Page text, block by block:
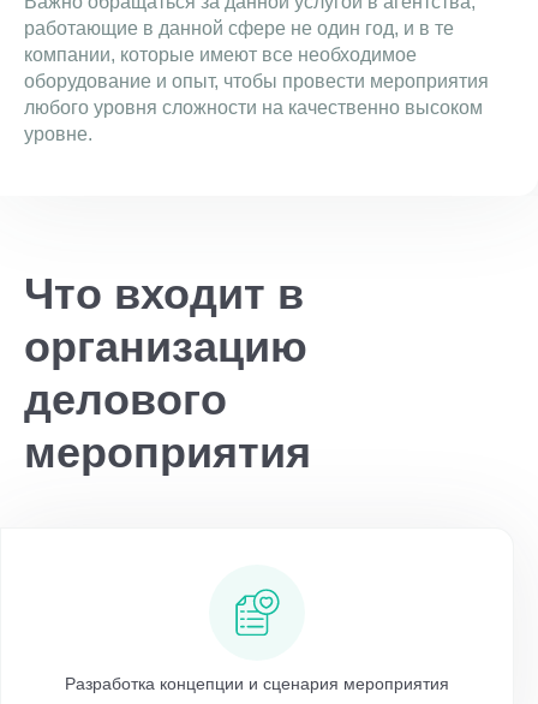
работающие в данной сфере не один год, и в те
компании, которые имеют все необходимое
оборудование и опыт, чтобы провести мероприятия
любого уровня сложности на качественно высоком
уровне.
Что входит в
организацию
делового
мероприятия
Разработка концепции и сценария мероприятия